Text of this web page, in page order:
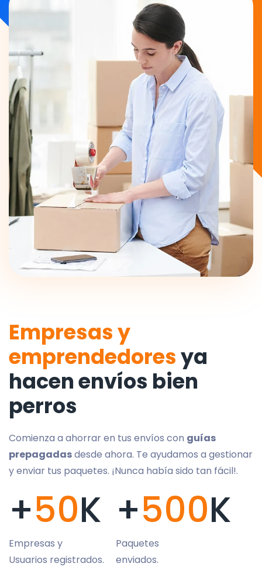
Empresas y
emprendedoresya
hacen envíos bien
perros
Comienza a ahorrar en tus envíos con guías
prepagadasdesde ahora. Te ayudamos a gestionar
y enviar tus paquetes. ¡Nunca había sido tan fácil!.
+50K
Empresas y
Usuarios registrados.
+500K
Paquetes
enviados.